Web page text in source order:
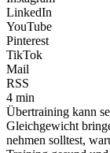
LinkedIn
YouTube
Pinterest
TikTok
Mail
RSS
4 min
Übertraining kann
Gleichgewicht
nehmen solltest,